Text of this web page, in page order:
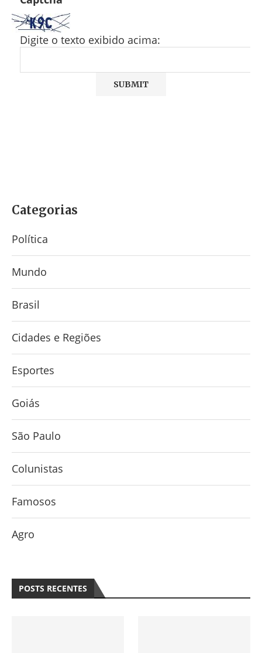
Digite o texto exibido acima:
Categorias
Política
Mundo
Brasil
Cidades e Regiões
Esportes
Goiás
São Paulo
Colunistas
Famosos
Agro
POSTS RECENTES